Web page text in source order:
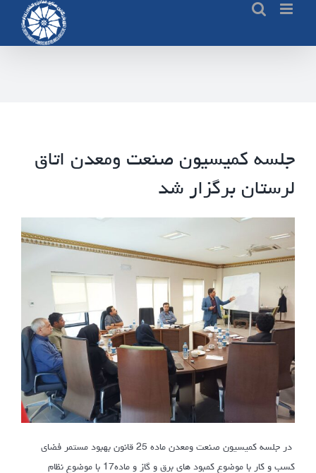
content
جلسه کمیسیون صنعت ومعدن اتاق
لرستان برگزار شد
در جلسه کمیسیون صنعت ومعدن ماده 25 قانون بهبود مستمر فضای
کسب و کار با موضوع کمبود های برق و گاز و ماده17 با موضوع نظام